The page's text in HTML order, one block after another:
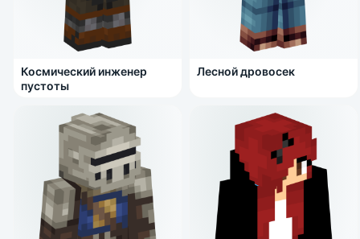
Космический инженер
пустоты
Лесной дровосек